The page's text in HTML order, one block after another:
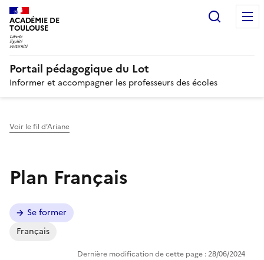
ACADÉMIE DE
TOULOUSE
Portail pédagogique du Lot
Informer et accompagner les professeurs des écoles
Voir le fil d’Ariane
Plan Français
Se former
Français
Dernière modification de cette page : 28/06/2024